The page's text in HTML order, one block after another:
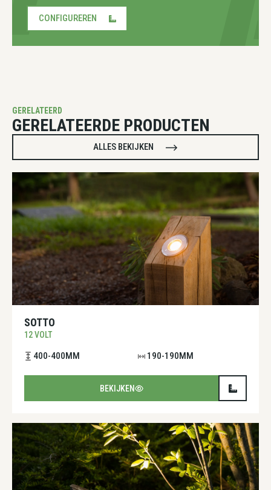
CONFIGUREREN
GERELATEERD
GERELATEERDE PRODUCTEN
ALLES BEKIJKEN
SOTTO
12 VOLT
400-400MM 190-190MM
BEKIJKEN